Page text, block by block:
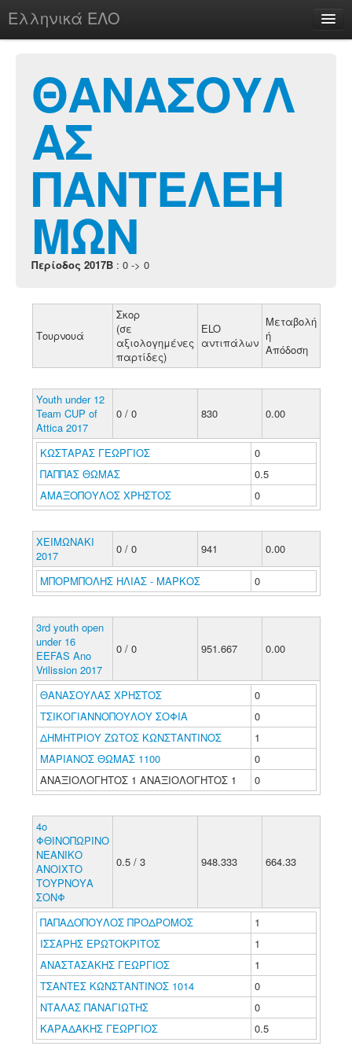
Ελληνικά ΕΛΟ
chesstu.be @ discord
Login
ΘΑΝΑΣΟΥΛ
ΑΣ
ΠΑΝΤΕΛΕΗ
ΜΩΝ
Περίοδος 2017B : 0 -> 0
Τουρνουά
Σκορ
(σε
αξιολογημένες
παρτίδες)
ELO
αντιπάλων
Μεταβολή
ή
Απόδοση
Youth under 12
Team CUP of
Attica 2017
0 / 0 830 0.00
ΚΩΣΤΑΡΑΣ ΓΕΩΡΓΙΟΣ
0
ΠΑΠΠΑΣ ΘΩΜΑΣ
0.5
ΑΜΑΞΟΠΟΥΛΟΣ ΧΡΗΣΤΟΣ
0
ΧΕΙΜΩΝΑΚΙ
2017
0 / 0 941 0.00
ΜΠΟΡΜΠΟΛΗΣ ΗΛΙΑΣ - ΜΑΡΚΟΣ 0
3rd youth open
under 16
EEFAS Ano
Vrilission 2017
0 / 0 951.667 0.00
ΘΑΝΑΣΟΥΛΑΣ ΧΡΗΣΤΟΣ
0
ΤΣΙΚΟΓΙΑΝΝΟΠΟΥΛΟΥ ΣΟΦΙΑ
0
ΔΗΜΗΤΡΙΟΥ ΖΩΤΟΣ ΚΩΝΣΤΑΝΤΙΝΟΣ
1
ΜΑΡΙΑΝΟΣ ΘΩΜΑΣ 1100
0
ΑΝΑΞΙΟΛΟΓΗΤΟΣ 1 ΑΝΑΞΙΟΛΟΓΗΤΟΣ 1
0
4ο
ΦΘΙΝΟΠΩΡΙΝΟ
ΝΕΑΝΙΚΟ
ΑΝΟΙΧΤΟ
ΤΟΥΡΝΟΥΑ
ΣΟΝΦ
0.5 / 3 948.333 664.33
ΠΑΠΑΔΟΠΟΥΛΟΣ ΠΡΟΔΡΟΜΟΣ
1
ΙΣΣΑΡΗΣ ΕΡΩΤΟΚΡΙΤΟΣ
1
ΑΝΑΣΤΑΣΑΚΗΣ ΓΕΩΡΓΙΟΣ
1
ΤΣΑΝΤΕΣ ΚΩΝΣΤΑΝΤΙΝΟΣ 1014
0
ΝΤΑΛΑΣ ΠΑΝΑΓΙΩΤΗΣ
0
ΚΑΡΑΔΑΚΗΣ ΓΕΩΡΓΙΟΣ
0.5